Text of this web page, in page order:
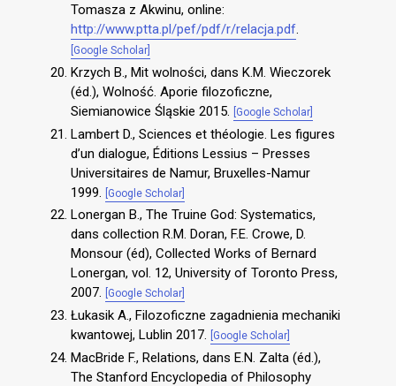
Tomasza z Akwinu, online:
http://www.ptta.pl/pef/pdf/r/relacja.pdf.
[Google Scholar]
Krzych B., Mit wolności, dans K.M. Wieczorek
(éd.), Wolność. Aporie filozoficzne,
Siemianowice Śląskie 2015.
[Google Scholar]
Lambert D., Sciences et théologie. Les figures
d’un dialogue, Éditions Lessius – Presses
Universitaires de Namur, Bruxelles-Namur
1999.
[Google Scholar]
Lonergan B., The Truine God: Systematics,
dans collection R.M. Doran, F.E. Crowe, D.
Monsour (éd), Collected Works of Bernard
Lonergan, vol. 12, University of Toronto Press,
2007.
[Google Scholar]
Łukasik A., Filozoficzne zagadnienia mechaniki
kwantowej, Lublin 2017.
[Google Scholar]
MacBride F., Relations, dans E.N. Zalta (éd.),
The Stanford Encyclopedia of Philosophy